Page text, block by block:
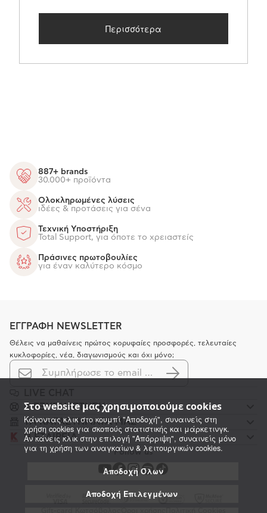
Στο website μας χρησιμοποιούμε cookies
Κάνοντας κλικ στο κουμπί "Αποδοχή", συναινείς στη
χρήση cookies για σκοπούς στατιστικής και μάρκετινγκ.
Αν κάνεις κλικ στην επιλογή "Απόρριψη", συναινείς μόνο
για τη χρήση των αναγκαίων & λειτουργικών cookies.
Αποδοχή Όλων
Αποδοχή Επιλεγμένων
Περισσότερα
887+ brands
30.000+ προϊόντα
Ολοκληρωμένες λύσεις
ιδέες & προτάσεις για σένα
Τεχνική Υποστήριξη
Total Support, για όποτε το χρειαστείς
Πράσινες πρωτοβουλίες
για έναν καλύτερο κόσμο
ΕΓΓΡΑΦΗ NEWSLETTER
Θέλεις να μαθαίνεις πρώτος κορυφαίες προσφορές, τελευταίες
κυκλοφορίες, νέα, διαγωνισμούς και όχι μόνο;
K ΕΞΥΠΗΡΕΤΗΣΗ
ΤΑ ΚΑΤΑΣΤΗΜΑΤΑ ΜΑΣ
Η ΕΤΑΙΡΕΙΑ
Follow us